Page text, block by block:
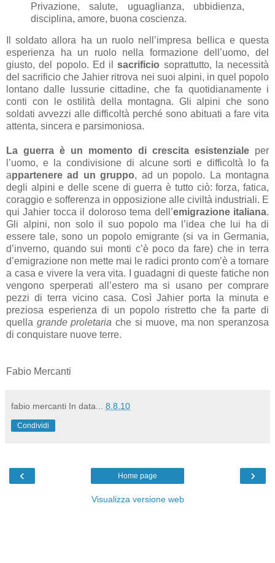
Privazione, salute, uguaglianza, ubbidienza,
disciplina, amore, buona coscienza.
Il soldato allora ha un ruolo nell’impresa bellica e questa
esperienza ha un ruolo nella formazione dell’uomo, del
giusto, del popolo. Ed ilsacrificio soprattutto, la necessità
del sacrificio che Jahier ritrova nei suoi alpini, in quel popolo
lontano dalle lussurie cittadine, che fa quotidianamente i
conti con le ostilità della montagna. Gli alpini che sono
soldati avvezzi alle difficoltà perché sono abituati a fare vita
attenta, sincera e parsimoniosa.
La guerra è un momento di crescita esistenziale per
l’uomo, e la condivisione di alcune sorti e difficoltà lo fa
appartenere ad un gruppo, ad un popolo. La montagna
degli alpini e delle scene di guerra è tutto ciò: forza, fatica,
coraggio e sofferenza in opposizione alle civiltà industriali. E
qui Jahier tocca il doloroso tema dell’emigrazione italiana.
Gli alpini, non solo il suo popolo ma l’idea che lui ha di
essere tale, sono un popolo emigrante (si va in Germania,
d’inverno, quando sui monti c’è poco da fare) che in terra
d’emigrazione non mette mai le radici pronto com’è a tornare
a casa e vivere la vera vita. I guadagni di queste fatiche non
vengono sperperati all’estero ma si usano per comprare
pezzi di terra vicino casa. Così Jahier porta la minuta e
preziosa esperienza di un popolo ristretto che fa parte di
quella grande proletaria che si muove, ma non speranzosa
di conquistare nuove terre.
Fabio Mercanti
fabio mercanti In data... 8.8.10
Condividi
‹ ›
Home page
Visualizza versione web